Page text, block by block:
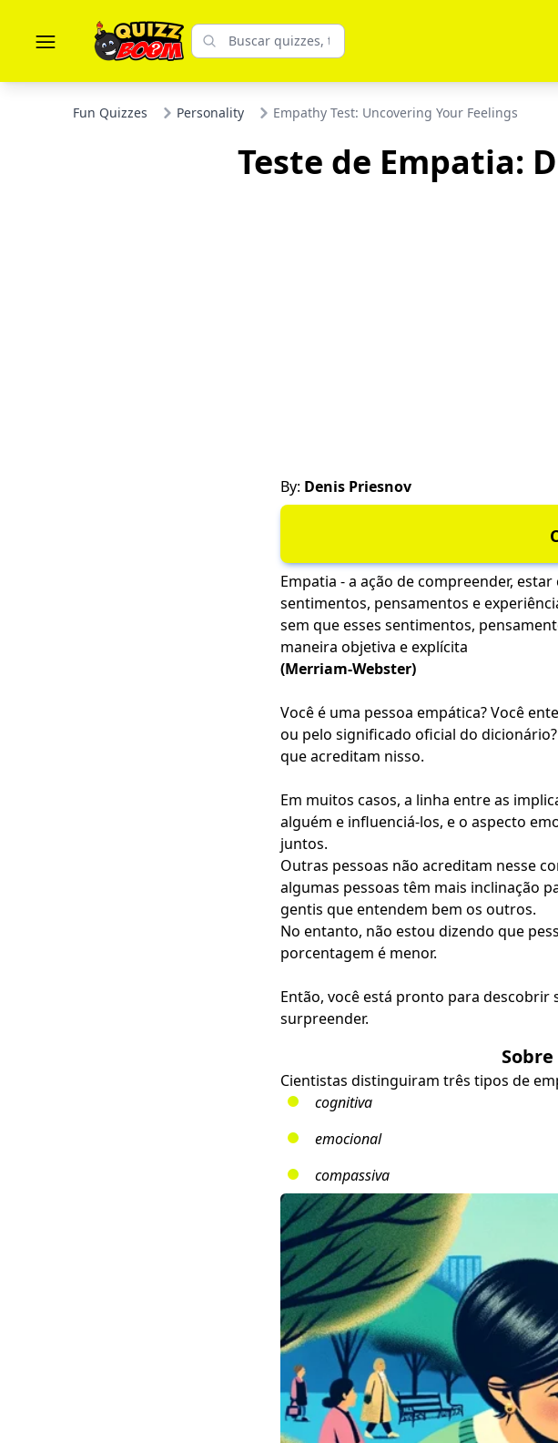
Fun Quizzes Personality Empathy Test: Uncovering Your Feelings
Teste de Empatia:
By: Denis Priesnov
Empatia - a ação de compreender,
sentimentos, pensamentos e
sem que esses sentimentos,
maneira objetiva e explícita
(Merriam-Webster)
Você é uma pessoa empática? Você
ou pelo significado oficial do
que acreditam nisso.
Em muitos casos, a linha entre as
alguém e influenciá-los, e o aspecto
juntos.
Outras pessoas não acreditam nesse
algumas pessoas têm mais inclinação
gentis que entendem bem os outros.
No entanto, não estou dizendo que
porcentagem é menor.
Então, você está pronto para descobrir
surpreender.
Cientistas distinguiram três tipos de
cognitiva
emocional
compassiva